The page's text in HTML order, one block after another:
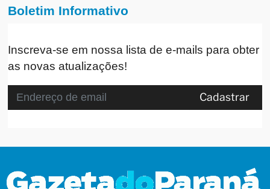
Boletim Informativo
Inscreva-se em nossa lista de e-mails para obter
as novas atualizações!
Cadastrar